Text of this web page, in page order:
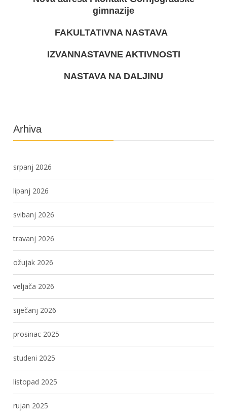
gimnazije
FAKULTATIVNA NASTAVA
IZVANNASTAVNE AKTIVNOSTI
NASTAVA NA DALJINU
Arhiva
srpanj 2026
lipanj 2026
svibanj 2026
travanj 2026
ožujak 2026
veljača 2026
siječanj 2026
prosinac 2025
studeni 2025
listopad 2025
rujan 2025